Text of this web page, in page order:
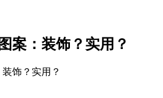
案：装饰？实用？